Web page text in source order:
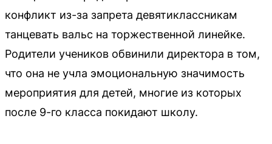
конфликт из-за запрета девятиклассникам
танцевать вальс на торжественной линейке.
Родители учеников обвинили директора в том,
что она не учла эмоциональную значимость
мероприятия для детей, многие из которых
после 9-го класса покидают школу.